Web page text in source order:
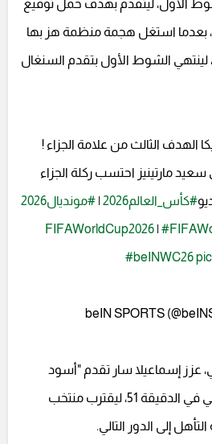
الأول، ليتقدم بهدف حمل توقيع
حبيب ديارا في الدقيقة 24، بعدما استغل هجمة منظمة هز بها
لينتهي الشوط الأول بتقدم السنغال
الهدف الثالث من علامة الجزاء !
مارتينيز احتسب ركلة الجزاء
#كأس_العالم2026 | #مونديال2026
|
#beINWC26
عزز إسماعيلا سار تقدم "أسود
التيرانجا" بإحراز الهدف الثاني في الدقيقة 51، ليقترب منتخب
إلى الدور التالي.